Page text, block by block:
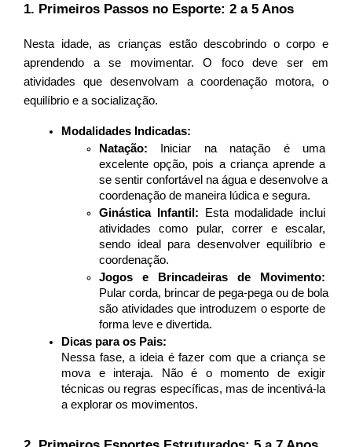
1. Primeiros Passos no Esporte: 2 a 5 Anos
Nesta idade, as crianças estão descobrindo o corpo e
aprendendo a se movimentar. O foco deve ser em
atividades que desenvolvam a coordenação motora, o
equilíbrio e a socialização.
Modalidades Indicadas:
Natação: Iniciar na natação é uma
excelente opção, pois a criança aprende a
se sentir confortável na água e desenvolve a
coordenação de maneira lúdica e segura.
Ginástica Infantil: Esta modalidade inclui
atividades como pular, correr e escalar,
sendo ideal para desenvolver equilíbrio e
coordenação.
Jogos e Brincadeiras de Movimento:
Pular corda, brincar de pega-pega ou de bola
são atividades que introduzem o esporte de
forma leve e divertida.
Dicas para os Pais:
Nessa fase, a ideia é fazer com que a criança se
mova e interaja. Não é o momento de exigir
técnicas ou regras específicas, mas de incentivá-la
a explorar os movimentos.